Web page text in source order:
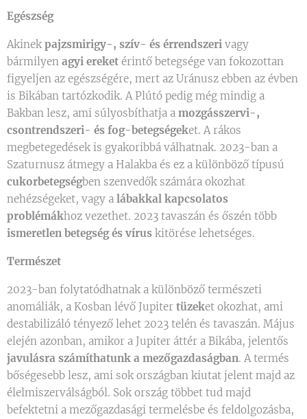
Egészség
Akinek pajzsmirigy-, szív- és érrendszeri vagy
bármilyen agyi ereket érintő betegsége van fokozottan
figyeljen az egészségére, mert az Uránusz ebben az évben
is Bikában tartózkodik. A Plútó pedig még mindig a
Bakban lesz, ami súlyosbíthatja a mozgásszervi-,
csontrendszeri- és fog-betegségeket. A rákos
megbetegedések is gyakoribbá válhatnak. 2023-ban a
Szaturnusz átmegy a Halakba és ez a különböző típusú
cukorbetegségben szenvedők számára okozhat
nehézségeket, vagy a lábakkal kapcsolatos
problémákhoz vezethet. 2023 tavaszán és őszén több
ismeretlen betegség és vírus kitörése lehetséges.
Természet
2023-ban folytatódhatnak a különböző természeti
anomáliák, a Kosban lévő Jupiter tüzeket okozhat, ami
destabilizáló tényező lehet 2023 telén és tavaszán. Május
elején azonban, amikor a Jupiter áttér a Bikába, jelentős
javulásra számíthatunk a mezőgazdaságban. A termés
bőségesebb lesz, ami sok országban kiutat jelent majd az
élelmiszerválságból. Sok ország többet tud majd
befektetni a mezőgazdasági termelésbe és feldolgozásba,